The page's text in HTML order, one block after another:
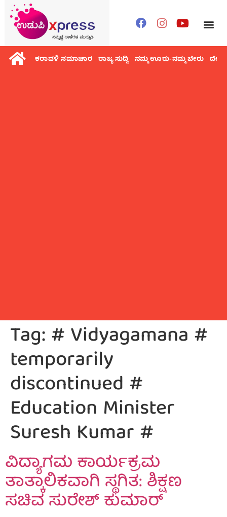
ಕರಾವಳಿ ಸಮಾಚಾರ ರಾಜ್ಯ ಸುದ್ದಿ ನಮ್ಮ ಊರು-ನಮ್ಮ ಬೇರು ದೇಶ
Tag:# Vidyagamana #
temporarily
discontinued #
Education Minister
Suresh Kumar #
ವಿದ್ಯಾಗಮ‌ ಕಾರ್ಯಕ್ರಮ
ತಾತ್ಕಾಲಿಕವಾಗಿ ಸ್ಥಗಿತ: ಶಿಕ್ಷಣ
ಸಚಿವ ಸುರೇಶ್ ಕುಮಾರ್